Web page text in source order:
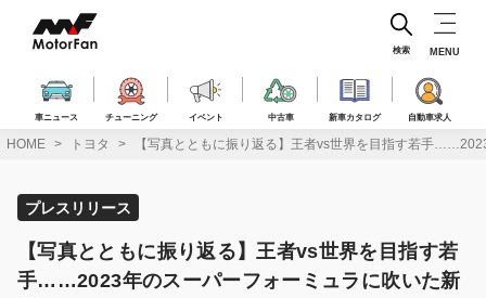
ス
車ニュース チューニング イベント 中古車 新車カタログ 自動車求人
検索 MENU
HOME トヨタ 【写真とともに振り返る】王者vs世界を目指す若手
プレスリリース
【写真とともに振り返る】王者vs世界を目指す若
手……2023年のスーパーフォーミュラに吹いた新